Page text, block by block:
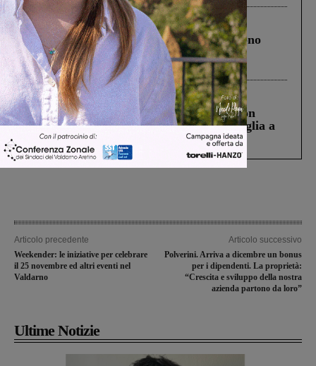
Cronaca 4 Agosto 2026
Un anno fa la strage in A1 in cui morirono
Gianni, Giulia e Franco. Lo schianto, il
processo, lo stop ai sorpassi fra tir....
Cronaca 3 Agosto 2026
Scomparso da una struttura di Castiglion
Fiorentino l’uomo che aveva ucciso la figlia a
Levane nel 2020
Articolo precedente
Weekender: le iniziative per celebrare
il 25 novembre ed altri eventi nel
Valdarno
Articolo successivo
Polverini. Arriva a dicembre un bonus
per i dipendenti. La proprietà:
“Crescita e sviluppo della nostra
azienda partono da loro”
Ultime Notizie